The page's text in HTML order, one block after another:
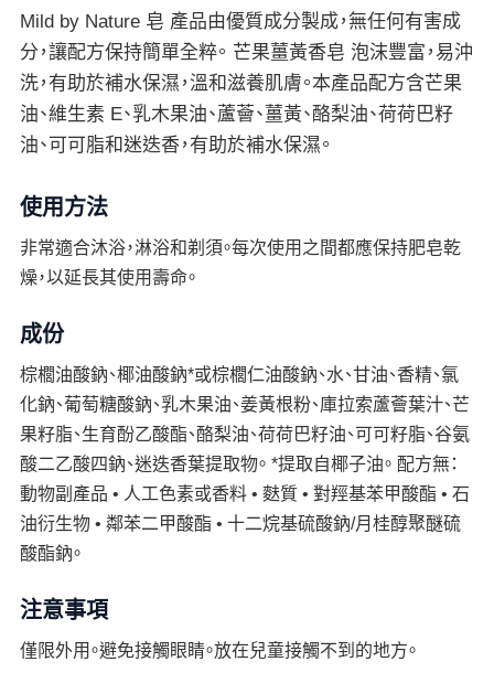
Mild by Nature 皂 產品由優質成分製成，無任何有害成
分，讓配方保持簡單全粹。 芒果薑黃香皂 泡沫豐富，易沖
洗，有助於補水保濕，溫和滋養肌膚。本產品配方含芒果
油、維生素 E、乳木果油、蘆薈、薑黃、酪梨油、荷荷巴籽
油、可可脂和迷迭香，有助於補水保濕。
使用方法
非常適合沐浴，淋浴和剃須。每次使用之間都應保持肥皂乾
燥，以延長其使用壽命。
成份
棕櫚油酸鈉、椰油酸鈉*或棕櫚仁油酸鈉、水、甘油、香精、氯
化鈉、葡萄糖酸鈉、乳木果油、姜黃根粉、庫拉索蘆薈葉汁、芒
果籽脂、生育酚乙酸酯、酪梨油、荷荷巴籽油、可可籽脂、谷氨
酸二乙酸四鈉、迷迭香葉提取物。 *提取自椰子油。 配方無：
動物副產品 • 人工色素或香料 • 麩質 • 對羥基苯甲酸酯 • 石
油衍生物 • 鄰苯二甲酸酯 • 十二烷基硫酸鈉/月桂醇聚醚硫
酸酯鈉。
注意事項
僅限外用。避免接觸眼睛。放在兒童接觸不到的地方。